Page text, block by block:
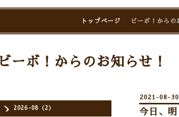
トップページ ビーボ！からの
2026-08（2）
ビーボ！からのお知らせ！
2021-08-
今日、明